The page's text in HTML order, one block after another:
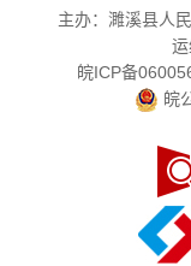
主办：濉溪县人
皖ICP备
皖